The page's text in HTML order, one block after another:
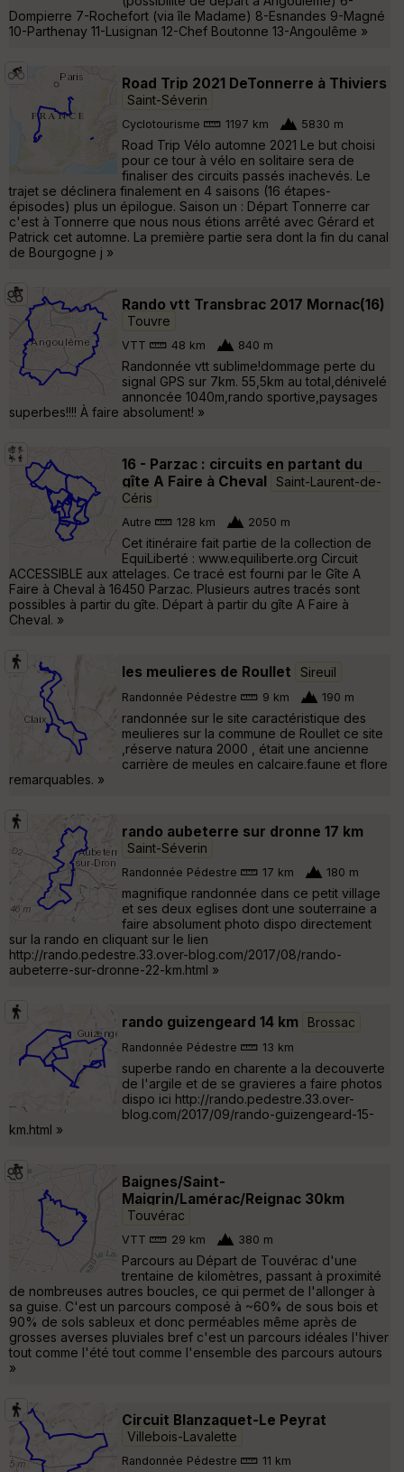
Dompierre 7-Rochefort (via île Madame) 8-Esnandes 9-Magné
10-Parthenay 11-Lusignan 12-Chef Boutonne 13-Angoulême »
Road Trip 2021 DeTonnerre à Thiviers
Saint-Séverin
Cyclotourisme 1197 km 5830 m
Road Trip Vélo automne 2021 Le but choisi
pour ce tour à vélo en solitaire sera de
finaliser des circuits passés inachevés. Le
trajet se déclinera finalement en 4 saisons (16 étapes-
épisodes) plus un épilogue. Saison un : Départ Tonnerre car
c'est à Tonnerre que nous nous étions arrêté avec Gérard et
Patrick cet automne. La première partie sera dont la fin du canal
de Bourgogne j »
Rando vtt Transbrac 2017 Mornac(16)
Touvre
VTT 48 km 840 m
Randonnée vtt sublime!dommage perte du
signal GPS sur 7km. 55,5km au total,dénivelé
annoncée 1040m,rando sportive,paysages
superbes!!!! À faire absolument! »
16 - Parzac : circuits en partant du
gîte A Faire à Cheval
Saint-Laurent-de-
Céris
Autre 128 km 2050 m
Cet itinéraire fait partie de la collection de
EquiLiberté : www.equiliberte.org Circuit
ACCESSIBLE aux attelages. Ce tracé est fourni par le Gîte A
Faire à Cheval à 16450 Parzac. Plusieurs autres tracés sont
possibles à partir du gîte. Départ à partir du gîte A Faire à
Cheval. »
les meulieres de Roullet Sireuil
Randonnée Pédestre 9 km 190 m
randonnée sur le site caractéristique des
meulieres sur la commune de Roullet ce site
,réserve natura 2000 , était une ancienne
carrière de meules en calcaire.faune et flore
remarquables. »
rando aubeterre sur dronne 17 km
Saint-Séverin
Randonnée Pédestre 17 km 180 m
magnifique randonnée dans ce petit village
et ses deux eglises dont une souterraine a
faire absolument photo dispo directement
sur la rando en cliquant sur le lien
http://rando.pedestre.33.over-blog.com/2017/08/rando-
aubeterre-sur-dronne-22-km.html »
rando guizengeard 14 km Brossac
Randonnée Pédestre 13 km
superbe rando en charente a la decouverte
de l'argile et de se gravieres a faire photos
dispo ici http://rando.pedestre.33.over-
blog.com/2017/09/rando-guizengeard-15-
km.html »
Baignes/Saint-
Maigrin/Lamérac/Reignac 30km
Touvérac
VTT 29 km 380 m
Parcours au Départ de Touvérac d'une
trentaine de kilomètres, passant à proximité
de nombreuses autres boucles, ce qui permet de l'allonger à
sa guise. C'est un parcours composé à ~60% de sous bois et
90% de sols sableux et donc perméables même après de
grosses averses pluviales bref c'est un parcours idéales l'hiver
tout comme l'été tout comme l'ensemble des parcours autours
»
Circuit Blanzaguet-Le Peyrat
Villebois-Lavalette
Randonnée Pédestre 11 km